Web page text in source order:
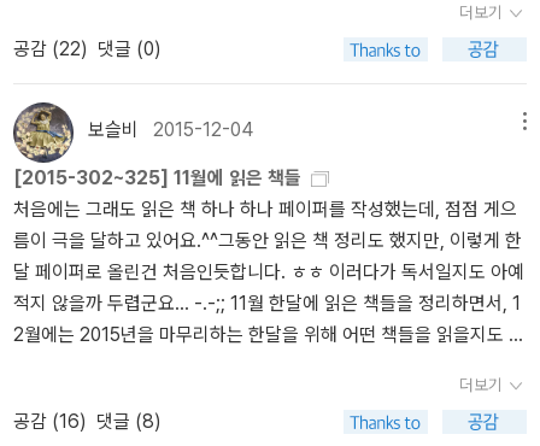
본다. [EPA=연합뉴스](파리=연합뉴스) 김용래 특파원 = 칠레 출신
의 세계적인 작가 루이스 세풀베다가 신종 코로나바이러스 감염증(코
로나19)에 감염돼 스페인의 병원에서 치료를 받다가 숨졌다. 향년 7
0세.AFP통신과 스페인 언론들에 따르면 세풀베다의 저서들을 출간
해온 바르셀로나의 투스케 출판사는 16일(현지시간) 성명을 내고, 세
풀베다가 스페인 북부 오비에도의 한 병원에서 숨졌다고 밝혔다.올해
70세인 세풀베다는 코로나19 확진 판정을 받은 뒤 6주간 투병해왔
다.세풀베다는 칠레 출신 소설가로 스페인에 정착해 작품활동을 해왔
다. 스페인어권에서는 대중적 인기와 작품성을 두루 인정받는 일급
작가로 꼽힌다.대표작으로는 세계적인 베스트셀러인 ‘연애 소설 읽는
노인‘이 있다.이 작품은 1989년 피살된 환경운동가 치코 멘데스를 기
을 읽기 좋아하던 한 노인이 침략자들에 의해 산산조각 난 자연의 균
형을 바로잡기 위해 직접 총을 들고 숲으로 떠나는 과정을 추리소설
더보기
공감 (22) 댓글 (0)
보슬비 2015-12-04
[2015-302~325] 11월에 읽은 책들
처음에는 그래도 읽은 책 하나 하나 페이퍼를 작성했는데, 점점 게으
름이 극을 달하고 있어요.^^그동안 읽은 책 정리도 했지만, 이렇게 한
달 페이퍼로 올린건 처음인듯합니다. ㅎㅎ 이러다가 독서일지도 아예
적지 않을까 두렵군요... -.-;; 11월 한달에 읽은 책들을 정리하면서, 1
2월에는 2015년을 마무리하는 한달을 위해 어떤 책들을 읽을지도 생
는 다는것은 왠지 재미없게 느껴져요. 그리고 제가 부끄럽게도 '이오
덕'선생님과 '권정생' 선생님을 모르는것도 평소였더라면 그냥 지나쳤
더보기
공감 (16) 댓글 (8)